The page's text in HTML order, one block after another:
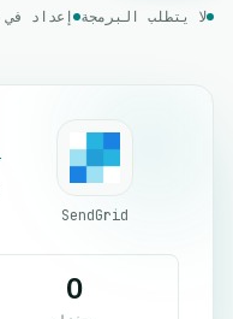
لا يتطلب البرمجة إعداد في 5 دقائق
SendGrid
0